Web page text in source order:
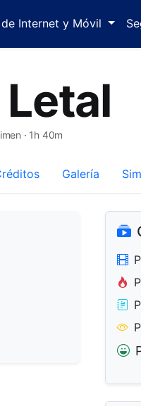
Internet y Móvil
· 1h 40m
Galería